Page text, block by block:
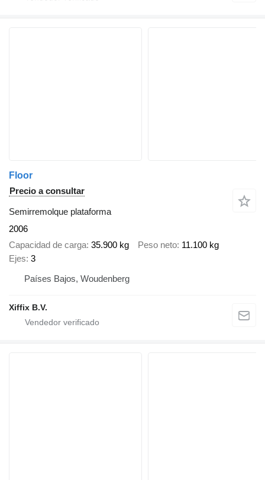
Floor
Precio a consultar
Semirremolque plataforma
2006
Capacidad de carga 35.900 kg Peso neto 11.100 kg
Ejes 3
Países Bajos, Woudenberg
Xiffix B.V.